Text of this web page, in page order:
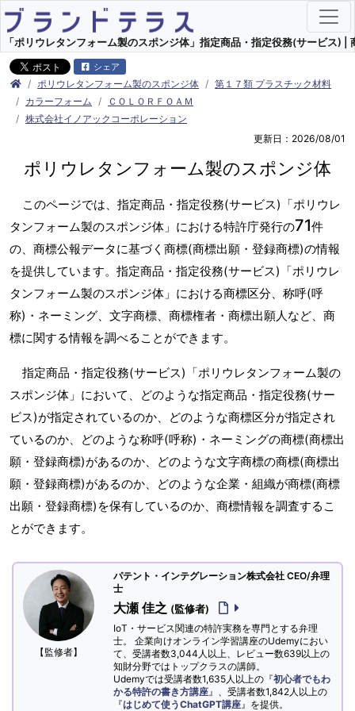
「ポリウレタンフォーム製のスポンジ体」指定商品・指定役務(サービス) |
シェア
ポリウレタンフォーム製のスポンジ体
第１７類 プラスチック材料
カラーフォーム
ＣＯＬＯＲＦＯＡＭ
株式会社イノアックコーポレーション
更新日：2026/08/01
ポリウレタンフォーム製のスポンジ体
このページでは、指定商品・指定役務(サービス)「ポリウレ
タンフォーム製のスポンジ体」における特許庁発行の71件
の、商標公報データに基づく商標(商標出願・登録商標)の情報
を提供しています。指定商品・指定役務(サービス)「ポリウレ
タンフォーム製のスポンジ体」における商標区分、称呼(呼
称)・ネーミング、文字商標、商標権者・商標出願人など、商
標に関する情報を調べることができます。
指定商品・指定役務(サービス)「ポリウレタンフォーム製の
スポンジ体」において、どのような指定商品・指定役務(サー
ビス)が指定されているのか、どのような商標区分が指定され
ているのか、どのような称呼(呼称)・ネーミングの商標(商標出
願・登録商標)があるのか、どのような文字商標の商標(商標出
願・登録商標)があるのか、どのような企業・組織が商標(商標
出願・登録商標)を保有しているのか、商標情報を調査するこ
とができます。
【監修者】
パテント・インテグレーション株式会社 CEO/弁理
士
大瀬 佳之 (監修者)
IoT・サービス関連の特許実務を専門とする弁理
士。 企業向けオンライン学習講座のUdemyにおい
て、受講者数3,044人以上、レビュー数639以上の
知財分野ではトップクラスの講師。
Udemyでは受講者数1,635人以上の『初心者でもわ
かる特許の書き方講座 』、受講者数1,842人以上の
『はじめて使うChatGPT講座 』を提供。